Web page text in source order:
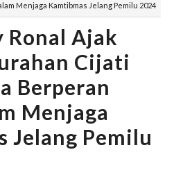
Menjaga Kamtibmas Jelang Pemilu 2024
Ronal Ajak
Cijati
Berperan
Menjaga
Jelang Pemilu